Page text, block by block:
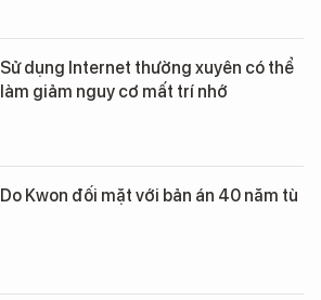
Sử dụng Internet thường xuyên có thể
làm giảm nguy cơ mất trí nhớ
Do Kwon đối mặt với bản án 40 năm tù